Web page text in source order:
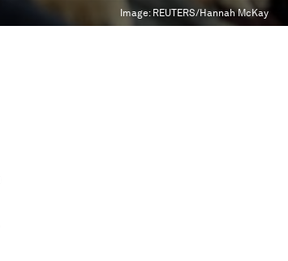
Image: REUTERS/Hannah McKay